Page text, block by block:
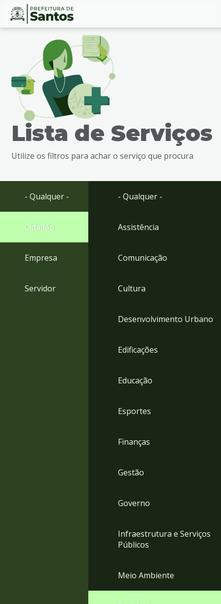
Ir
busca
Ir
rodapé
Conteúdo
Lista de Serviços
Utilize os filtros para achar o serviço que procura
- Qualquer -
Cidadão
Empresa
Servidor
- Qualquer -
Assistência
Comunicação
Cultura
Desenvolvimento Urbano
Edificações
Educação
Esportes
Finanças
Gestão
Governo
Infraestrutura e Serviços
Públicos
Meio Ambiente